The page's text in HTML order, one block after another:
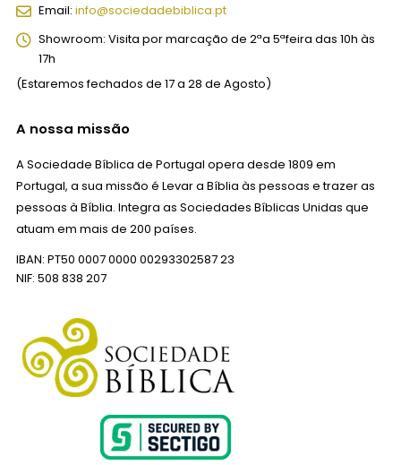
Email: info@sociedadebiblica.pt
Showroom: Visita por marcação de 2ªa 5ªfeira das 10h às
17h
(Estaremos fechados de 17 a 28 de Agosto)
A nossa missão
A Sociedade Bíblica de Portugal opera desde 1809 em
Portugal, a sua missão é Levar a Bíblia às pessoas e trazer as
pessoas à Bíblia. Integra as Sociedades Bíblicas Unidas que
atuam em mais de 200 países.
IBAN: PT50 0007 0000 00293302587 23
NIF: 508 838 207